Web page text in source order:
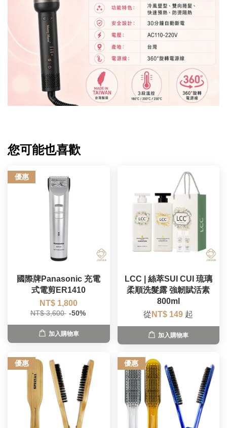
您可能也喜歡
優惠
國際牌Panasonic 充電
式電剪ER1410
NT$ 1,800
NT$ 3,600 -50%
加入購物車
LCC | 絲萃SUI CUI 琉璃
柔順洗髮露 強韌賦活素
800ml
從 NT$ 149 起
加入購物車
優惠 優惠